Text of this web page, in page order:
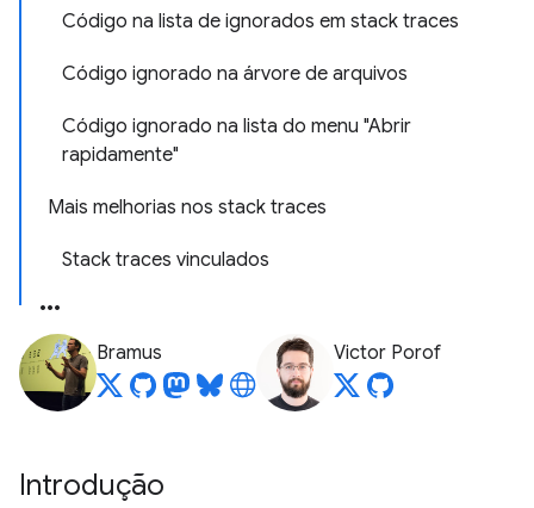
Código na lista de ignorados em stack traces
Código ignorado na árvore de arquivos
Código ignorado na lista do menu "Abrir
rapidamente"
Mais melhorias nos stack traces
Stack traces vinculados
Bramus Victor Porof
Introdução